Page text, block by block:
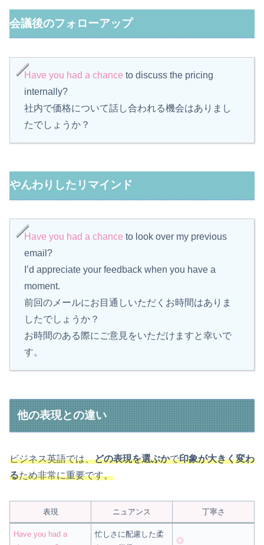
会議後のフォローアップ
Have you had a chance to discuss the pricing
internally?
社内で価格について話し合われる機会はありまし
たでしょうか？
やんわりしたリマインド
Have you had a chance to look over my previous
email?
I’d appreciate your feedback when you have a
moment.
前回のメールにお目通しいただくお時間はありま
したでしょうか？
お時間のある際にご意見をいただけますと幸いで
す。
他の表現との違い
ビジネス英語では、どの表現を選ぶかで印象が大きく変わ
るため非常に重要です。
表現 ニュアンス 丁寧さ
Have you had a
忙しさに配慮した柔
◎